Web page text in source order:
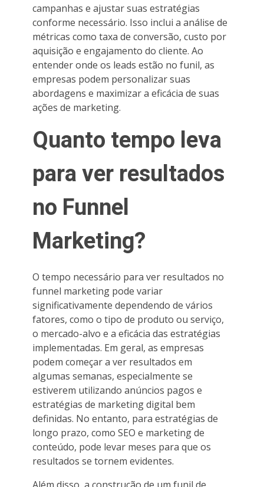
campanhas e ajustar suas estratégias
conforme necessário. Isso inclui a análise de
métricas como taxa de conversão, custo por
aquisição e engajamento do cliente. Ao
entender onde os leads estão no funil, as
empresas podem personalizar suas
abordagens e maximizar a eficácia de suas
ações de marketing.
Quanto tempo leva
para ver resultados
no Funnel
Marketing?
O tempo necessário para ver resultados no
funnel marketing pode variar
significativamente dependendo de vários
fatores, como o tipo de produto ou serviço,
o mercado-alvo e a eficácia das estratégias
implementadas. Em geral, as empresas
podem começar a ver resultados em
algumas semanas, especialmente se
estiverem utilizando anúncios pagos e
estratégias de marketing digital bem
definidas. No entanto, para estratégias de
longo prazo, como SEO e marketing de
conteúdo, pode levar meses para que os
resultados se tornem evidentes.